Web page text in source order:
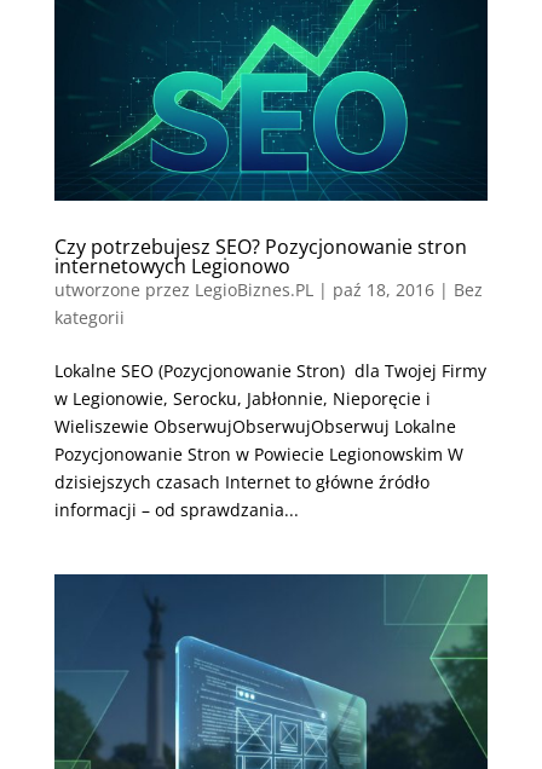
Czy potrzebujesz SEO? Pozycjonowanie stron
internetowych Legionowo
utworzone przez LegioBiznes.PL| paź 18, 2016| Bez
kategorii
Lokalne SEO (Pozycjonowanie Stron) dla Twojej Firmy
w Legionowie, Serocku, Jabłonnie, Nieporęcie i
Wieliszewie ObserwujObserwujObserwuj Lokalne
Pozycjonowanie Stron w Powiecie Legionowskim W
dzisiejszych czasach Internet to główne źródło
informacji – od sprawdzania...